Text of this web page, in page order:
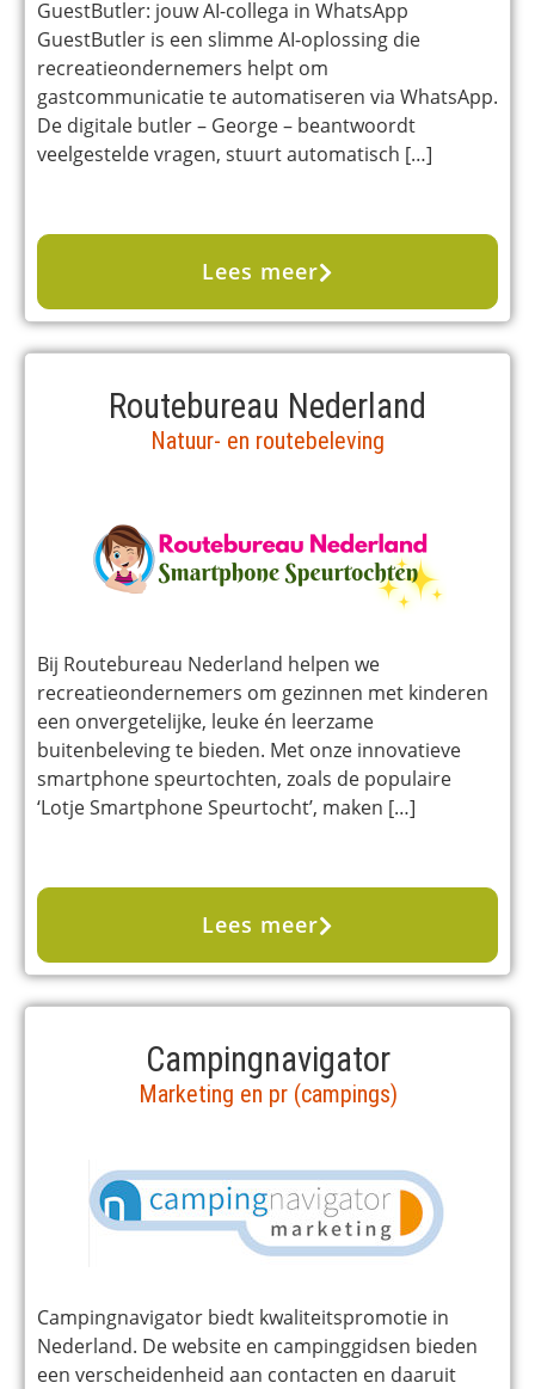
GuestButler: jouw AI-collega in WhatsApp
GuestButler is een slimme AI-oplossing die
recreatieondernemers helpt om
gastcommunicatie te automatiseren via WhatsApp.
De digitale butler – George – beantwoordt
veelgestelde vragen, stuurt automatisch […]
Lees meer
Routebureau Nederland
Natuur- en routebeleving
Bij Routebureau Nederland helpen we
recreatieondernemers om gezinnen met kinderen
een onvergetelijke, leuke én leerzame
buitenbeleving te bieden. Met onze innovatieve
smartphone speurtochten, zoals de populaire
‘Lotje Smartphone Speurtocht’, maken […]
Lees meer
Campingnavigator
Marketing en pr (campings)
Campingnavigator biedt kwaliteitspromotie in
Nederland. De website en campinggidsen bieden
een verscheidenheid aan contacten en daaruit